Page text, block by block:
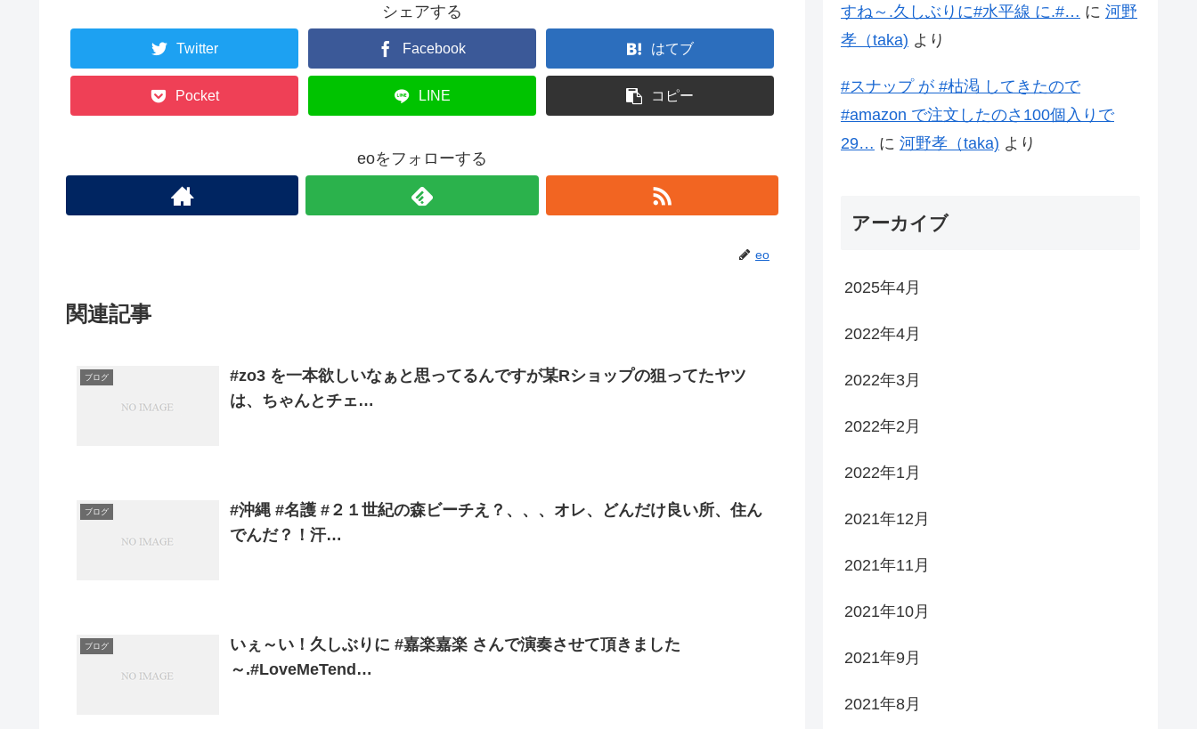
シェアする
Twitter Facebook はてブ
Pocket LINE コピー
eoをフォローする
eo
関連記事
ブログ
#zo3 を一本欲しいなぁと思ってるんですが某Rショップの狙ってたヤツ
は、ちゃんとチェ…
ブログ
#沖縄 #名護 #２１世紀の森ビーチえ？、、、オレ、どんだけ良い所、住ん
でんだ？！汗…
ブログ
いぇ～い！久しぶりに #嘉楽嘉楽 さんで演奏させて頂きました
～.#LoveMeTend…
すね～.久しぶりに#水平線 に.#… に 河野
孝（taka) より
#スナップ が #枯渇 してきたので
#amazon で注文したのさ100個入りで
29… に 河野孝（taka) より
アーカイブ
2025年4月
2022年4月
2022年3月
2022年2月
2022年1月
2021年12月
2021年11月
2021年10月
2021年9月
2021年8月